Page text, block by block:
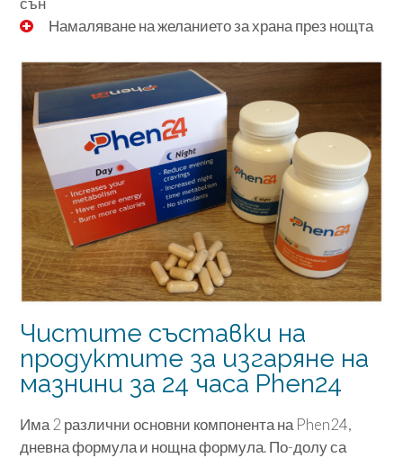
Намаляване на желанието за храна през нощта
Чистите съставки на
продуктите за изгаряне на
мазнини за 24 часа Phen24
Има 2 различни основни компонента на Phen24,
дневна формула и нощна формула. По-долу са